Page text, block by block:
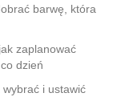
barwę, która
zaplanować
dzień
wybrać i ustawić